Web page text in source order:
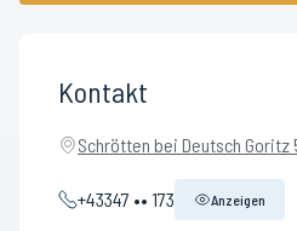
Kontakt
Schrötten bei Deutsch Goritz
+43347 •• 173 Anzeigen